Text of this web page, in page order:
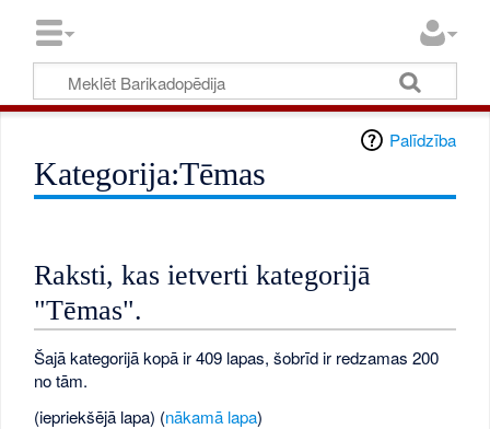
Palīdzība
Kategorija:Tēmas
Raksti, kas ietverti kategorijā
"Tēmas".
Šajā kategorijā kopā ir 409 lapas, šobrīd ir redzamas 200
no tām.
(iepriekšējā lapa) (nākamā lapa)